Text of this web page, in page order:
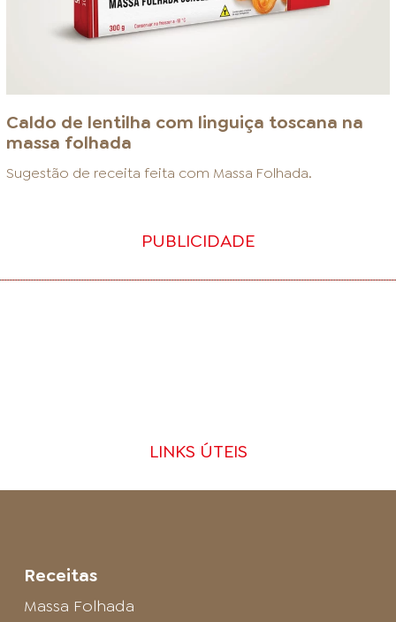
Caldo de lentilha com linguiça toscana na
massa folhada
Sugestão de receita feita com Massa Folhada.
PUBLICIDADE
LINKS ÚTEIS
Receitas
Massa Folhada